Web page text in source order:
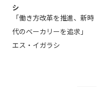
シ
「働き方改革を推進、新時
代のベーカリーを追求」
エス・イガラシ